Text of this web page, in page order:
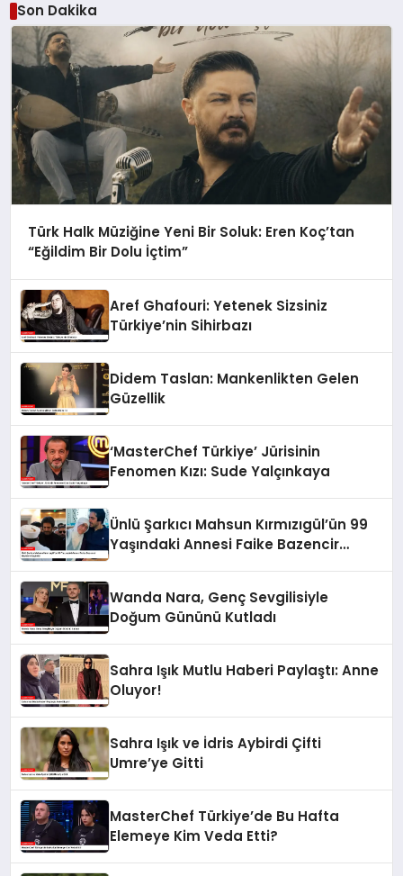
Son Dakika
Türk Halk Müziğine Yeni Bir Soluk: Eren Koç’tan
“Eğildim Bir Dolu İçtim”
Aref Ghafouri: Yetenek Sizsiniz
Türkiye’nin Sihirbazı
Didem Taslan: Mankenlikten Gelen
Güzellik
‘MasterChef Türkiye’ Jürisinin
Fenomen Kızı: Sude Yalçınkaya
Ünlü Şarkıcı Mahsun Kırmızıgül’ün 99
Yaşındaki Annesi Faike Bazencir
Wanda Nara, Genç Sevgilisiyle
Doğum Gününü Kutladı
Sahra Işık Mutlu Haberi Paylaştı: Anne
Oluyor!
Sahra Işık ve İdris Aybirdi Çifti
Umre’ye Gitti
MasterChef Türkiye’de Bu Hafta
Elemeye Kim Veda Etti?